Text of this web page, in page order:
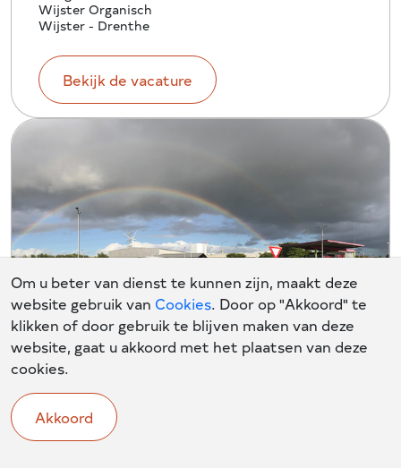
Wijster Organisch
Wijster - Drenthe
Bekijk de vacature
Technicus EMRA / WTB
Organisch Tilburg
Tilburg - Noord-Brabant
Om u beter van dienst te kunnen zijn, maakt deze
website gebruik van Cookies. Door op "Akkoord" te
klikken of door gebruik te blijven maken van deze
website, gaat u akkoord met het plaatsen van deze
cookies.
Akkoord